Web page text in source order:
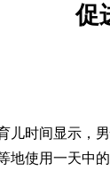
促
时间显示，
地使用一天中